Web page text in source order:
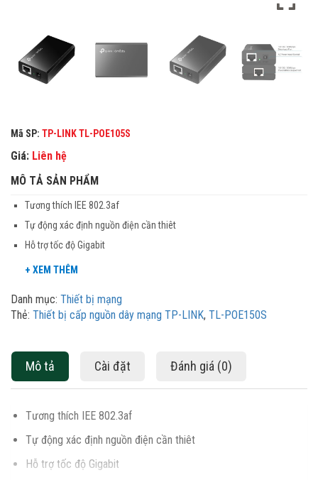
Mã SP: TP-LINK TL-POE105S
Giá: Liên hệ
MÔ TẢ SẢN PHẨM
Tương thích IEE 802.3af
Tự động xác định nguồn điện cần thiêt
Hỗ trợ tốc độ Gigabit
Danh mục: Thiết bị mạng
Thẻ: Thiết bị cấp nguồn dây mạng TP-LINK, TL-POE150S
Mô tả Cài đặt Đánh giá (0)
Tương thích IEE 802.3af
Tự động xác định nguồn điện cần thiêt
Hỗ trợ tốc độ Gigabit